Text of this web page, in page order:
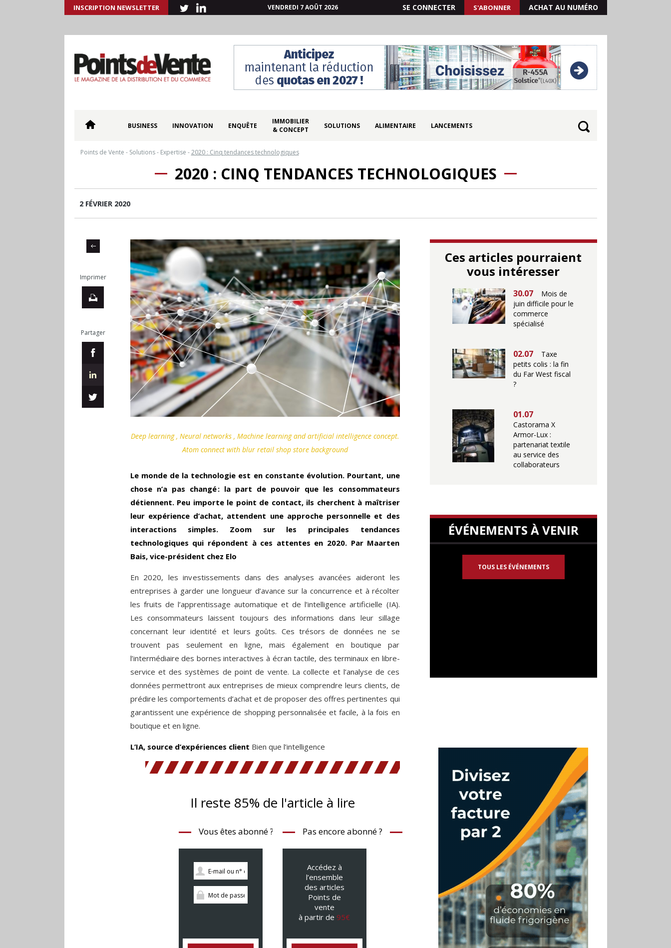
INSCRIPTION NEWSLETTER VENDREDI 7 AOÛT 2026 SE CONNECTER S'ABONNER ACHAT AU NUMÉRO
BUSINESS INNOVATION ENQUÊTE
IMMOBILIER
& CONCEPT
SOLUTIONS ALIMENTAIRE LANCEMENTS
Points de Vente - Solutions- Expertise -2020 : Cinq tendances technologiques
2020 : CINQ TENDANCES TECHNOLOGIQUES
2 FÉVRIER 2020
Imprimer
Partager
Deep learning , Neural networks , Machine learning and artificial intelligence concept.
Atom connect with blur retail shop store background
Le monde de la technologie est en constante évolution. Pourtant, une
chose n’a pas changé : la part de pouvoir que les consommateurs
détiennent. Peu importe le point de contact, ils cherchent à maîtriser
leur expérience d’achat, attendent une approche personnelle et des
interactions simples. Zoom sur les principales tendances
technologiques qui répondent à ces attentes en 2020. Par Maarten
Bais, vice-président chez Elo
En 2020, les investissements dans des analyses avancées aideront les
entreprises à garder une longueur d’avance sur la concurrence et à récolter
les fruits de l’apprentissage automatique et de l’intelligence artificielle (IA).
Les consommateurs laissent toujours des informations dans leur sillage
concernant leur identité et leurs goûts. Ces trésors de données ne se
trouvent pas seulement en ligne, mais également en boutique par
l’intermédiaire des bornes interactives à écran tactile, des terminaux en libre-
service et des systèmes de point de vente. La collecte et l’analyse de ces
données permettront aux entreprises de mieux comprendre leurs clients, de
prédire les comportements d’achat et de proposer des offres pertinentes qui
garantissent une expérience de shopping personnalisée et facile, à la fois en
boutique et en ligne.
L’IA, source d’expériences client Bien que l’intelligence
Il reste 85% de l'article à lire
Vous êtes abonné ? Pas encore abonné ?
Accédez à
l’ensemble
des articles
Points de
vente
à partir de 95€
Ces articles pourraient
vous intéresser
30.07
Mois de
juin difficile pour le
commerce
spécialisé
02.07
Taxe
petits colis : la fin
du Far West fiscal
?
01.07
Castorama X
Armor-Lux :
partenariat textile
au service des
collaborateurs
ÉVÉNEMENTS À VENIR
TOUS LES ÉVÉNEMENTS